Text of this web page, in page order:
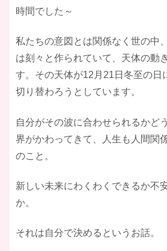
時間でした～
私たちの意図とは関係なく世の中
は刻々と作られていて、天体の動
す。その天体が12月21日冬至の日
切り替わろうとしています。
自分がその波に合わせられるかど
界がかわってきて、人生も人間関
のこと。
新しい未来にわくわくできるか不
か。
それは自分で決めるというお話。